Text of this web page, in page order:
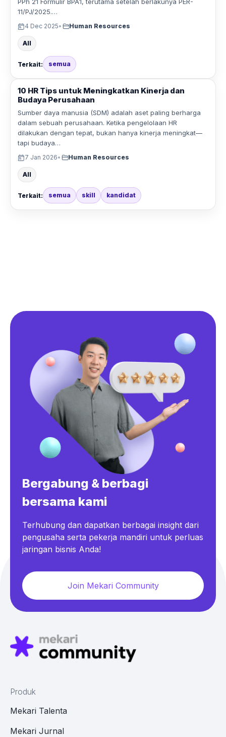
11/PJ/2025.…
4 Dec 2025• Human Resources
All
Terkait: semua
10 HR Tips untuk Meningkatkan Kinerja dan
Budaya Perusahaan
Sumber daya manusia (SDM) adalah aset paling berharga
dalam sebuah perusahaan. Ketika pengelolaan HR
dilakukan dengan tepat, bukan hanya kinerja meningkat—
tapi budaya…
7 Jan 2026• Human Resources
All
Terkait: semua skill kandidat
Bergabung & berbagi
bersama kami
Terhubung dan dapatkan berbagai insight dari
pengusaha serta pekerja mandiri untuk perluas
jaringan bisnis Anda!
Join Mekari Community
Produk
Mekari Talenta
Mekari Jurnal